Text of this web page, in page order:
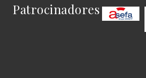
Patrocinadores